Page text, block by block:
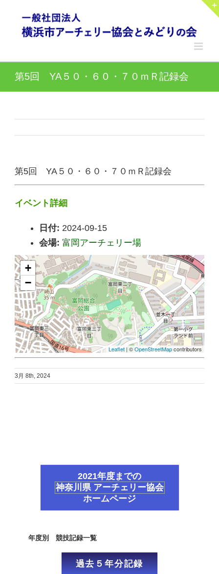
content
第5回 YA５０・６０・７０ｍＲ記録会
第5回 YA５０・６０・７０ｍＲ記録会
イベント詳細
日付: 2024-09-15
会場: 富岡アーチェリー場
+
−
Leaflet | ©OpenStreetMapcontributors
3月 8th, 2024
2021年度までの
神奈川県 アーチェリー協会
ホームページ
年度別 競技記録一覧
過去５年分記録